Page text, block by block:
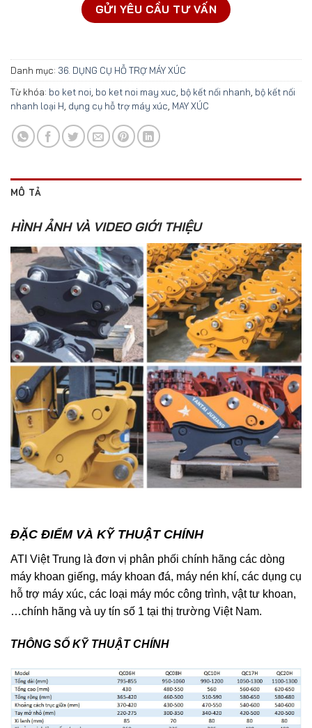
Danh mục: 36. DỤNG CỤ HỖ TRỢ MÁY XÚC
Từ khóa: bo ket noi bo ket noi may xuc bộ kết nối nhanh bộ kết nối
nhanh loại H dụng cụ hỗ trợ máy xúc MAY XÚC
MÔ TẢ
HÌNH ẢNH VÀ VIDEO GIỚI THIỆU
ĐẶC ĐIỂM VÀ KỸ THUẬT CHÍNH
ATI Việt Trung là đơn vị phân phối chính hãng các dòng
máy khoan giếng, máy khoan đá, máy nén khí, các dụng cụ
hỗ trợ máy xúc, các loại máy móc công trình, vật tư khoan,
…chính hãng và uy tín số 1 tại thị trường Việt Nam.
THÔNG SỐ KỸ THUẬT CHÍNH